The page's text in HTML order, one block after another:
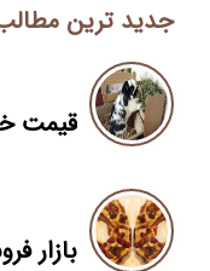
جدید ترین
بازار